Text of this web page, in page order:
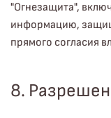
"Огнезащита",
информацию,
прямого согласия
8.